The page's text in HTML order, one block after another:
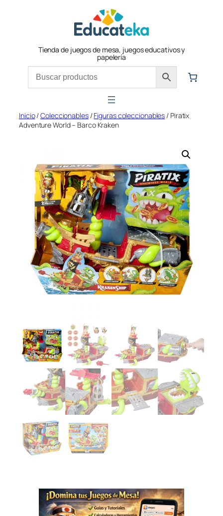
Tienda de juegos de mesa, juegos educativos y
papelería
Inicio/Coleccionables/Figuras coleccionables / Piratix
Adventure World – Barco Kraken